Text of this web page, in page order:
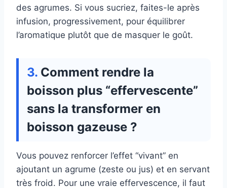
des agrumes. Si vous sucriez, faites-le après
infusion, progressivement, pour équilibrer
l’aromatique plutôt que de masquer le goût.
Comment rendre la
boisson plus “effervescente”
sans la transformer en
boisson gazeuse ?
Vous pouvez renforcer l’effet “vivant” en
ajoutant un agrume (zeste ou jus) et en servant
très froid. Pour une vraie effervescence, il faut